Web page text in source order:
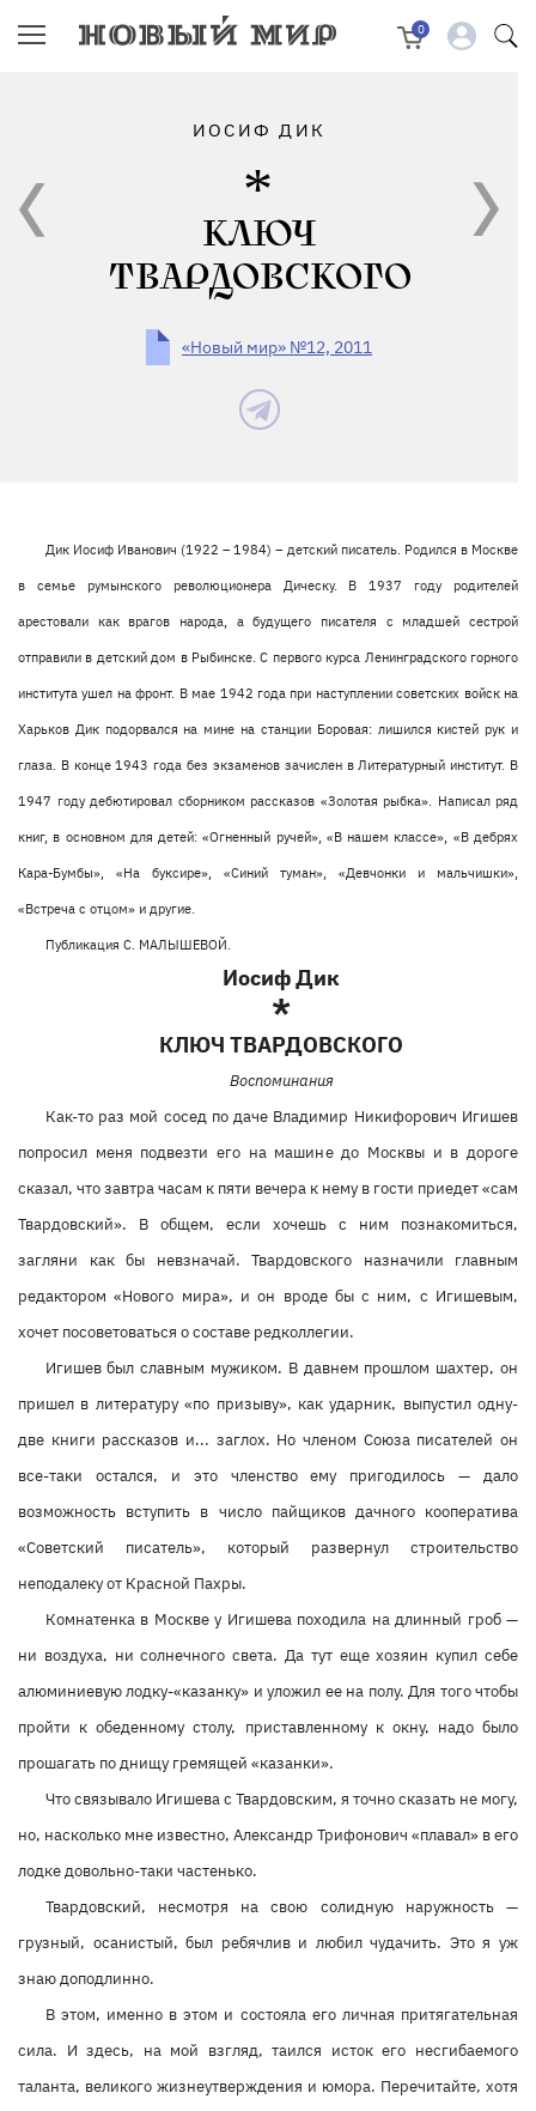
0
ИОСИФ ДИК
КЛЮЧ
ТВАРДОВСКОГО
«Новый мир» №12, 2011
Дик Иосиф Иванович (1922 – 1984) – детский писатель. Родился в Москве
в семье румынского революционера Дическу. В 1937 году родителей
арестовали как врагов народа, а будущего писателя с младшей сестрой
отправили в детский дом в Рыбинске. С первого курса Ленинградского горного
института ушел на фронт. В мае 1942 года при наступлении советских войск на
Харьков Дик подорвался на мине на станции Боровая: лишился кистей рук и
глаза. В конце 1943 года без экзаменов зачислен в Литературный институт. В
1947 году дебютировал сборником рассказов «Золотая рыбка». Написал ряд
книг, в основном для детей: «Огненный ручей», «В нашем классе», «В дебрях
Кара-Бумбы», «На буксире», «Синий туман», «Девчонки и мальчишки»,
«Встреча с отцом» и другие.
Публикация С. МАЛЫШЕВОЙ.
Иосиф Дик
*
КЛЮЧ ТВАРДОВСКОГО
Воспоминания
Как-то раз мой сосед по даче Владимир Никифорович Игишев
попросил меня подвезти его на машине до Москвы и в дороге
сказал, что завтра часам к пяти вечера к нему в гости приедет «сам
Твардовский». В общем, если хочешь с ним познакомиться,
загляни как бы невзначай. Твардовского назначили главным
редактором «Нового мира», и он вроде бы с ним, с Игишевым,
хочет посоветоваться о составе редколлегии.
Игишев был славным мужиком. В давнем прошлом шахтер, он
пришел в литературу «по призыву», как ударник, выпустил одну-
две книги рассказов и... заглох. Но членом Союза писателей он
все-таки остался, и это членство ему пригодилось — дало
возможность вступить в число пайщиков дачного кооператива
«Советский писатель», который развернул строительство
неподалеку от Красной Пахры.
Комнатенка в Москве у Игишева походила на длинный гроб —
ни воздуха, ни солнечного света. Да тут еще хозяин купил себе
алюминиевую лодку-«казанку» и уложил ее на полу. Для того чтобы
пройти к обеденному столу, приставленному к окну, надо было
прошагать по днищу гремящей «казанки».
Что связывало Игишева с Твардовским, я точно сказать не могу,
но, насколько мне известно, Александр Трифонович «плавал» в его
лодке довольно-таки частенько.
Твардовский, несмотря на свою солидную наружность —
грузный, осанистый, был ребячлив и любил чудачить. Это я уж
знаю доподлинно.
В этом, именно в этом и состояла его личная притягательная
сила. И здесь, на мой взгляд, таился исток его несгибаемого
таланта, великого жизнеутверждения и юмора. Перечитайте, хотя